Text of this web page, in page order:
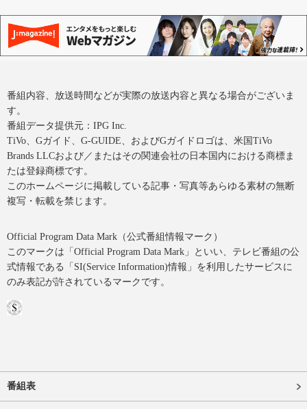
番組内容、放送時間などが実際の放送内容と異なる場合がございま
す。
番組データ提供元：IPG Inc.
TiVo、Gガイド、G-GUIDE、およびGガイドロゴは、米国TiVo
Brands LLCおよび／またはその関連会社の日本国内における商標ま
たは登録商標です。
このホームページに掲載している記事・写真等あらゆる素材の無断
複写・転載を禁じます。
Official Program Data Mark（公式番組情報マーク）
このマークは「Official Program Data Mark」といい、テレビ番組の公
式情報である「SI(Service Information)情報」を利用したサービスに
のみ表記が許されているマークです。
番組表